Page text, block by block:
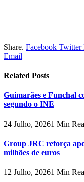
Share. Facebook Twitter
Email
Related Posts
Guimarães e Funchal
segundo o INE
24 Julho, 20261 Min
Group JRC reforça
milhões de euros
12 Julho, 20261 Min